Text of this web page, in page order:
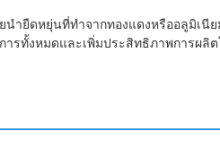
ดหยุ่นที่ทําจากทองแดงหรืออลูมิเนีย
รทั้งหมดและเพิ่มประสิทธิภาพการผ